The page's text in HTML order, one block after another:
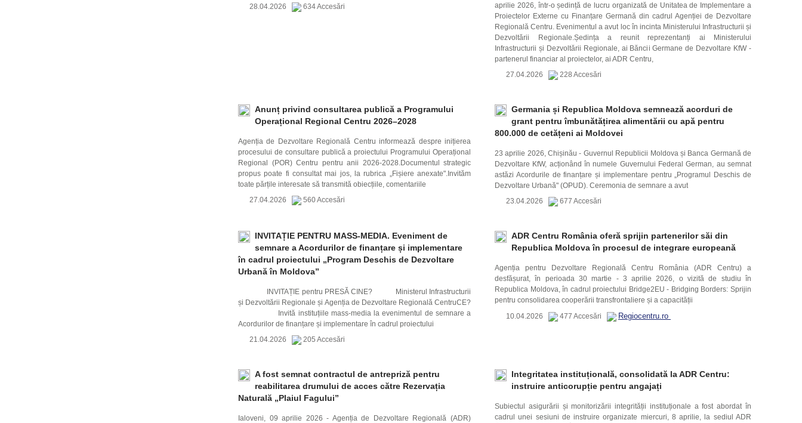
28.04.2026
634 Accesări
aprilie 2026, într-o ședință de lucru organizată de Unitatea de Implementare a
Proiectelor Externe cu Finanțare Germană din cadrul Agenției de Dezvoltare
Regională Centru. Evenimentul a avut loc în incinta Ministerului Infrastructurii și
Dezvoltării Regionale.Ședința a reunit reprezentanți ai Ministerului
Infrastructurii și Dezvoltării Regionale, ai Băncii Germane de Dezvoltare KfW -
partenerul financiar al proiectelor, ai ADR Centru,
27.04.2026
228 Accesări
Anunț privind consultarea publică a Programului
Operațional Regional Centru 2026–2028
Agenția de Dezvoltare Regională Centru informează despre inițierea
procesului de consultare publică a proiectului Programului Operațional
Regional (POR) Centru pentru anii 2026-2028.Documentul strategic
propus poate fi consultat mai jos, la rubrica „Fișiere anexate".Invităm
toate părțile interesate să transmită obiecțiile, comentariile
27.04.2026
560 Accesări
Germania și Republica Moldova semnează acorduri de
grant pentru îmbunătățirea alimentării cu apă pentru
800.000 de cetățeni ai Moldovei
23 aprilie 2026, Chișinău - Guvernul Republicii Moldova și Banca Germană de
Dezvoltare KfW, acționând în numele Guvernului Federal German, au semnat
astăzi Acordurile de finanțare și implementare pentru „Programul Deschis de
Dezvoltare Urbană" (OPUD). Ceremonia de semnare a avut
23.04.2026
677 Accesări
INVITAȚIE PENTRU MASS-MEDIA. Eveniment de
semnare a Acordurilor de finanțare și implementare
în cadrul proiectului „Program Deschis de Dezvoltare
Urbană în Moldova”
INVITAȚIE pentru PRESĂ CINE? Ministerul Infrastructurii
și Dezvoltării Regionale și Agenția de Dezvoltare Regională CentruCE?
Invită instituțiile mass-media la evenimentul de semnare a
Acordurilor de finanțare și implementare în cadrul proiectului
21.04.2026
205 Accesări
ADR Centru România oferă sprijin partenerilor săi din
Republica Moldova în procesul de integrare europeană
Agenția pentru Dezvoltare Regională Centru România (ADR Centru) a
desfășurat, în perioada 30 martie - 3 aprilie 2026, o vizită de studiu în
Republica Moldova, în cadrul proiectului Bridge2EU - Bridging Borders: Sprijin
pentru consolidarea cooperării transfrontaliere și a capacității
10.04.2026
477 Accesări Regiocentru.ro
A fost semnat contractul de antrepriză pentru
reabilitarea drumului de acces către Rezervația
Naturală „Plaiul Fagului”
Ialoveni, 09 aprilie 2026 - Agenția de Dezvoltare Regională (ADR)
Integritatea instituțională, consolidată la ADR Centru:
instruire anticorupție pentru angajați
Subiectul asigurării și monitorizării integrității instituționale a fost abordat în
cadrul unei sesiuni de instruire organizate miercuri, 8 aprilie, la sediul ADR